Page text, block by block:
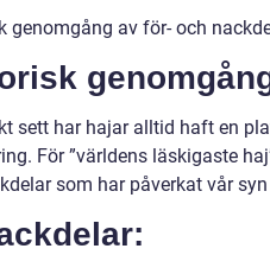
genomgång av för- och
sett har hajar alltid haft en
För ”världens läskigaste
som har påverkat vår